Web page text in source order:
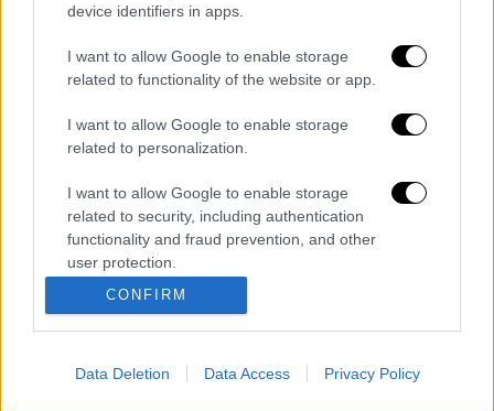
device identifiers in apps.
I want to allow Google to enable storage
related to functionality of the website or app.
I want to allow Google to enable storage
related to personalization.
I want to allow Google to enable storage
related to security, including authentication
functionality and fraud prevention, and other
user protection.
CONFIRM
Data Deletion Data Access Privacy Policy
ανακατεύοντας. Προσθέτετε τα
κρεμμυδάκια, το μαρούλι, τα καρότα και
τον άνηθο. Περιχύνετε με το ζωμό,
αλατοπιπερώνετε και σκεπάζετε την
κατσαρόλα. Αφήνετε να μαγειρευτούν
σε σιγανή φωτιά 40'-50'.
Χτυπάτε τα αυγά με το χυμό του
λεμονιού και προσθέτετε λίγο από το
ζωμό του φαγητού να το ζεστάνετε
απαλά. Αποσύρετε την κατσαρόλα από
τη φωτιά και περιχύνετε με το
αυγολέμονο. Προσθέτετε το κορν
«δένετε» το φαγητό σε σιγανή φωτιά